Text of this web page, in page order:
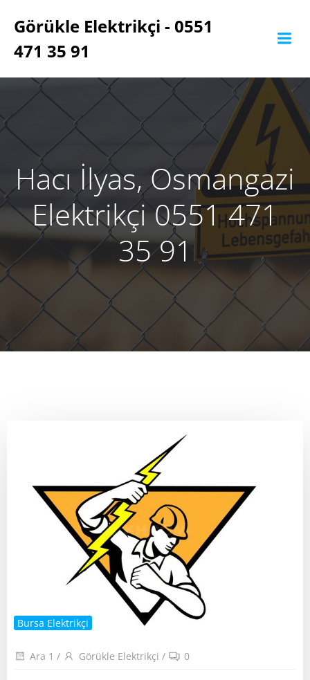
geç
Görükle Elektrikçi - 0551
471 35 91
Hacı İlyas, Osmangazi
Elektrikçi 0551 471
35 91
Bursa Elektrikçi
Ara 1 / Görükle Elektrikçi / 0